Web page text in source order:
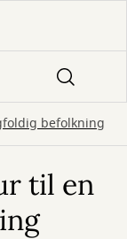
befolkning
til en